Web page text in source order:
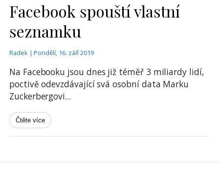
Facebook spouští vlastní
seznamku
Radek | Pondělí, 16. září 2019
Na Facebooku jsou dnes již téměř 3 miliardy lidí,
poctivě odevzdávající svá osobní data Marku
Zuckerbergovi...
Čtěte více